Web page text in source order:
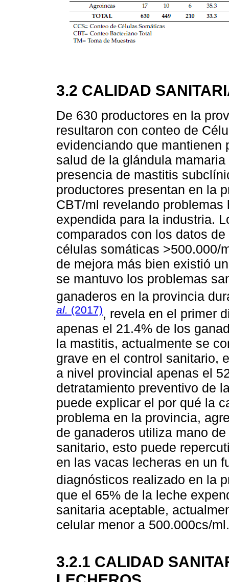
3.2 CALIDAD
De 630 productores en la
resultaron con conteo de
evidenciando que mantienen
salud de la glándula
presencia de mastitis
productores presentan en la
CBT/ml revelando
expendida para la industria.
comparados con los datos
células somáticas >500.000/
de mejora más bien existió
se mantuvo los problemas
ganaderos en la provincia
al. (2017), revela en el primer
apenas el 21.4% de los
la mastitis, actualmente se
grave en el control sanitario,
a nivel provincial apenas el
detratamiento preventivo de
puede explicar el por qué la
problema en la provincia,
de ganaderos utiliza mano
sanitario, esto puede
en las vacas lecheras en un
diagnósticos realizado en la
que el 65% de la leche
sanitaria aceptable,
celular menor a 500.000cs/ml.
3.2.1 CALIDAD